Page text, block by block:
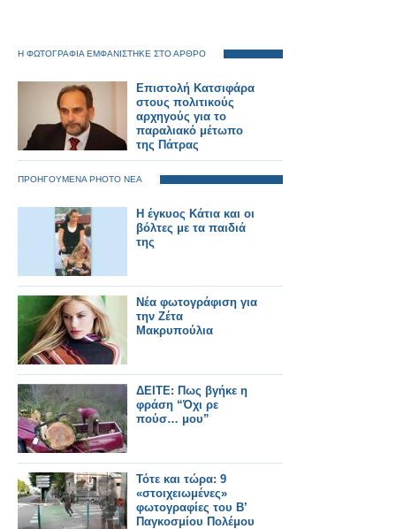
Η ΦΩΤΟΓΡΑΦΙΑ ΕΜΦΑΝΙΣΤΗΚΕ ΣΤΟ ΑΡΘΡΟ
Επιστολή Κατσιφάρα
στους πολιτικούς
αρχηγούς για το
παραλιακό μέτωπο
της Πάτρας
ΠΡΟΗΓΟΥΜΕΝΑ PHOTO ΝΕΑ
Η έγκυος Κάτια και οι
βόλτες με τα παιδιά
της
Νέα φωτογράφιση για
την Ζέτα
Μακρυπούλια
ΔΕΙΤΕ: Πως βγήκε η
φράση “Όχι ρε
πούσ… μου”
Τότε και τώρα: 9
«στοιχειωμένες»
φωτογραφίες του Β’
Παγκοσμίου Πολέμου